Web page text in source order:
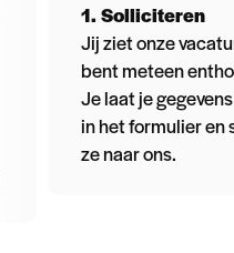
1. Solliciteren
Jij ziet onze
bent meteen
Je laat je
in het formulier en
ze naar ons.